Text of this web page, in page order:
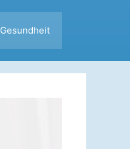
Gesundheit